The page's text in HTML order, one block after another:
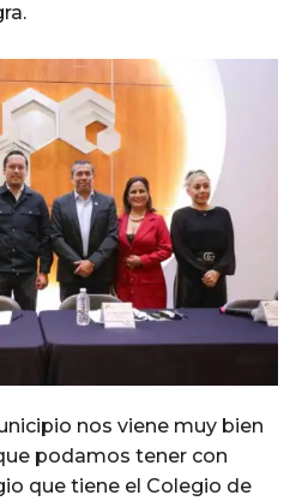
nos viene muy bien
podamos tener con
que tiene el Colegio de